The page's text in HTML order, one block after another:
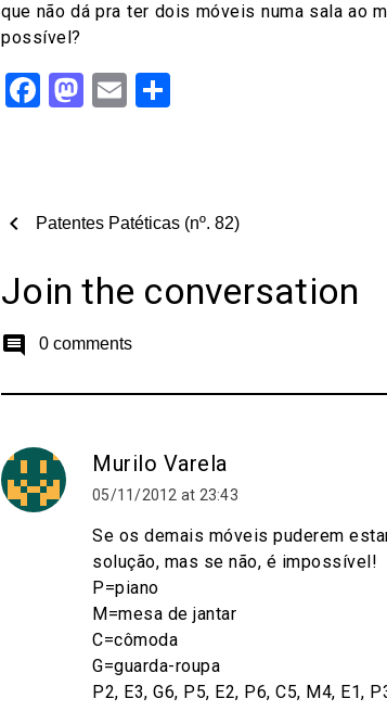
que não dá pra ter dois móveis numa sala ao
possível?
Facebook
Mastodon
Email
chevron_left Patentes Patéticas (nº. 82)
Join the conversation
comment 0 comments
Murilo Varela
05/11/2012 at 23:43
Se os demais móveis puderem
solução, mas se não, é impossível!
P=piano
M=mesa de jantar
C=cômoda
G=guarda-roupa
P2, E3, G6, P5, E2, P6, C5, M4, E1,